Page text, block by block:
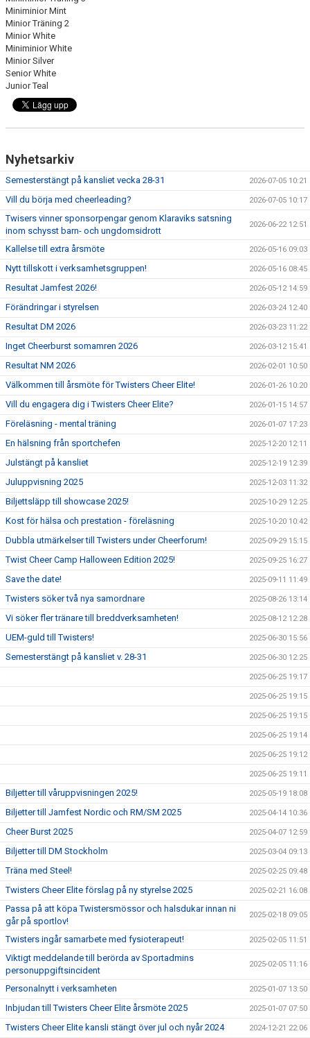
Miniminior Mint
Minior Träning 2
Minior White
Miniminior White
Minior Silver
Senior White
Junior Teal
Nyhetsarkiv
Semesterstängt på kansliet vecka 28-31 2026-07-05 10:21
Vill du börja med cheerleading? 2026-07-05 10:17
Twisers vinner sponsorpengar genom Klaraviks satsning
inom schysst barn- och ungdomsidrott
2026-06-22 12:51
Kallelse till extra årsmöte 2026-05-16 09:03
Nytt tillskott i verksamhetsgruppen! 2026-05-16 08:45
Resultat Jamfest 2026! 2026-05-12 14:59
Förändringar i styrelsen 2026-03-24 12:40
Resultat DM 2026 2026-03-23 11:22
Inget Cheerburst somamren 2026 2026-03-12 15:41
Resultat NM 2026 2026-02-01 10:50
Välkommen till årsmöte för Twisters Cheer Elite! 2026-01-26 10:20
Vill du engagera dig i Twisters Cheer Elite? 2026-01-15 14:57
Föreläsning - mental träning 2026-01-07 17:23
En hälsning från sportchefen 2025-12-20 12:11
Julstängt på kansliet 2025-12-19 12:39
Juluppvisning 2025 2025-12-03 11:32
Biljettsläpp till showcase 2025! 2025-10-29 12:25
Kost för hälsa och prestation - föreläsning 2025-10-20 10:42
Dubbla utmärkelser till Twisters under Cheerforum! 2025-09-29 15:15
Twist Cheer Camp Halloween Edition 2025! 2025-09-25 16:27
Save the date! 2025-09-11 11:49
Twisters söker två nya samordnare 2025-08-26 13:14
Vi söker fler tränare till breddverksamheten! 2025-08-12 12:28
UEM-guld till Twisters! 2025-06-30 15:56
Semesterstängt på kansliet v. 28-31 2025-06-30 12:25
2025-06-25 19:17
2025-06-25 19:15
2025-06-25 19:15
2025-06-25 19:14
2025-06-25 19:12
2025-06-25 19:11
Biljetter till våruppvisningen 2025! 2025-05-19 18:08
Biljetter till Jamfest Nordic och RM/SM 2025 2025-04-14 10:36
Cheer Burst 2025 2025-04-07 12:59
Biljetter till DM Stockholm 2025-03-04 09:13
Träna med Steel! 2025-02-25 09:48
Twisters Cheer Elite förslag på ny styrelse 2025 2025-02-21 16:08
Passa på att köpa Twistersmössor och halsdukar innan ni
går på sportlov!
2025-02-18 09:05
Twisters ingår samarbete med fysioterapeut! 2025-02-05 11:51
Viktigt meddelande till berörda av Sportadmins
personuppgiftsincident
2025-02-05 11:16
Personalnytt i verksamheten 2025-01-07 13:50
Inbjudan till Twisters Cheer Elite årsmöte 2025 2025-01-07 07:50
Twisters Cheer Elite kansli stängt över jul och nyår 2024 2024-12-21 22:06